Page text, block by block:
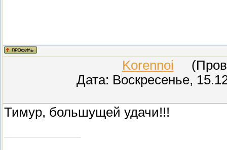
Korennoi
Дата: Воскресенье,
Тимур, большущей удачи!!!